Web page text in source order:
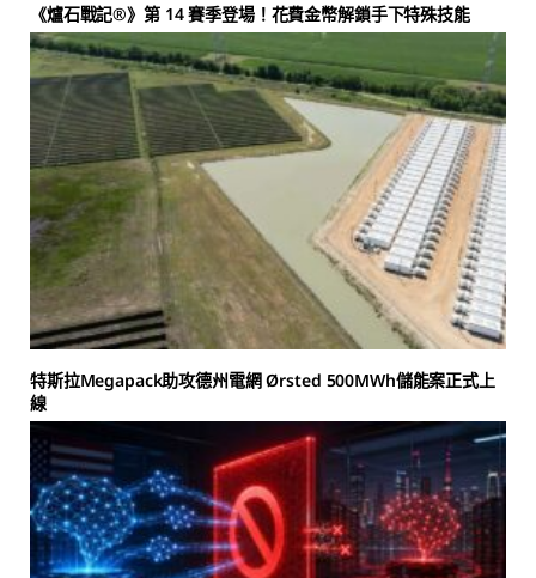
《爐石戰記®》第 14 賽季登場！花費金幣解鎖手下特殊技能
特斯拉Megapack助攻德州電網 Ørsted 500MWh儲能案正式上
線